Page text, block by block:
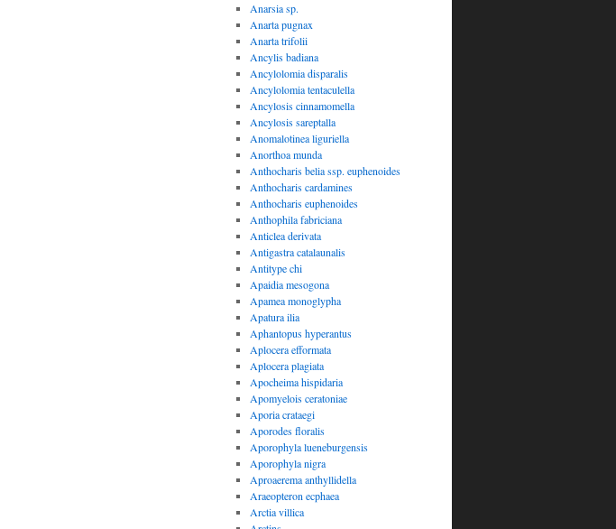
Anarsia sp.
Anarta pugnax
Anarta trifolii
Ancylis badiana
Ancylolomia disparalis
Ancylolomia tentaculella
Ancylosis cinnamomella
Ancylosis sareptalla
Anomalotinea liguriella
Anorthoa munda
Anthocharis belia ssp. euphenoides
Anthocharis cardamines
Anthocharis euphenoides
Anthophila fabriciana
Anticlea derivata
Antigastra catalaunalis
Antitype chi
Apaidia mesogona
Apamea monoglypha
Apatura ilia
Aphantopus hyperantus
Aplocera efformata
Aplocera plagiata
Apocheima hispidaria
Apomyelois ceratoniae
Aporia crataegi
Aporodes floralis
Aporophyla lueneburgensis
Aporophyla nigra
Aproaerema anthyllidella
Araeopteron ecphaea
Arctia villica